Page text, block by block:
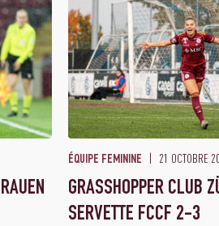
ÉQUIPE FEMININE 21 OCTOBRE
GRASSHOPPER CLUB
SERVETTE FCCF 2-3